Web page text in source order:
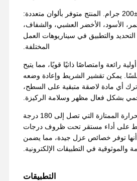
قوة الالتصاق 800±200 جرام. المنتج متوفر بألوان متعددة:
الأسود، الأخضر العشبي، والشفاف،
والتطبيق في سيناريوهات العمل
المختلفة.
رائعة وامتصاصًا ذاتيًا قويًا، مما يتيح
يمكن تقشير الشريط وإعادة وضعه
أي مادة لاصقة متبقية على السطح،
بشكل فعال مظهر وسلامة الركيزة.
مع مقاومة درجة الحرارة الممتازة التي تصل إلى 180 درجة
على أداء مستقر تحت ظروف درجات
أنها توفر خصائص عزل جيدة، مما يضمن
والموثوقية في التطبيقات الإلكترونية.
التطبيقات